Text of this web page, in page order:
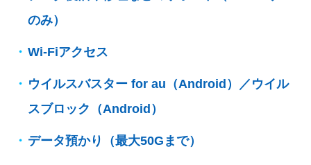
のみ）
Wi-Fiアクセス
ウイルスバスター for au（Android）／ウイル
スブロック（Android）
データ預かり（最大50Gまで）